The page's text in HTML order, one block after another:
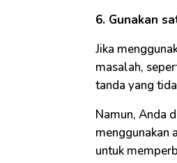
6. Gunakan
Jika
masalah,
tanda yang
Namun, Anda
menggunakan
untuk